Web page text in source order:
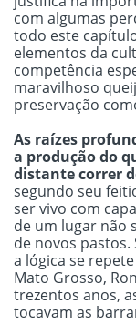
com algumas
todo este
elementos da
competência
maravilhoso
preservação
As raízes
a produção do
distante correr
segundo seu
ser vivo com
de um lugar não
de novos pastos.
a lógica se
Mato Grosso,
trezentos anos,
tocavam as